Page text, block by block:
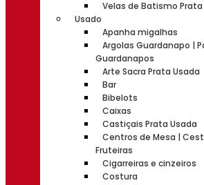
Velas de Batismo Prata
Usado
Apanha migalhas
Argolas Guardanapo |
Guardanapos
Arte Sacra Prata Usada
Bar
Bibelots
Caixas
Castiçais Prata Usada
Centros de Mesa |
Fruteiras
Cigarreiras e cinzeiros
Costura